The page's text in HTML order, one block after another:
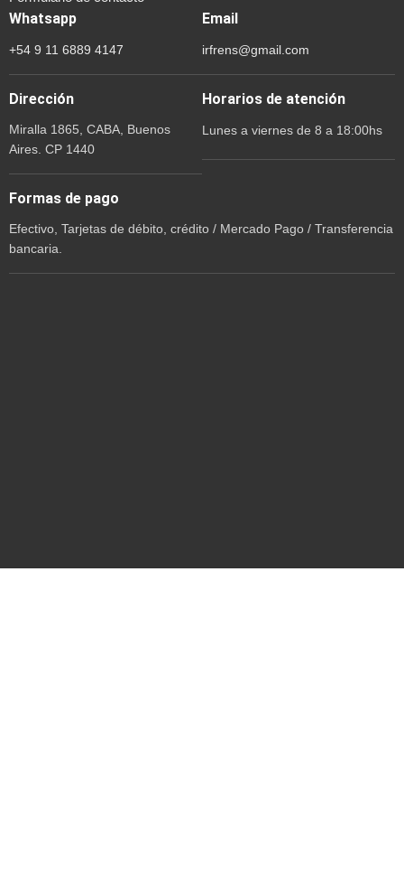
Whatsapp
+54 9 11 6889 4147
Email
irfrens@gmail.com
Dirección
Miralla 1865, CABA, Buenos
Aires. CP 1440
Horarios de atención
Lunes a viernes de 8 a 18:00hs
Formas de pago
Efectivo, Tarjetas de débito, crédito / Mercado Pago / Transferencia
bancaria.